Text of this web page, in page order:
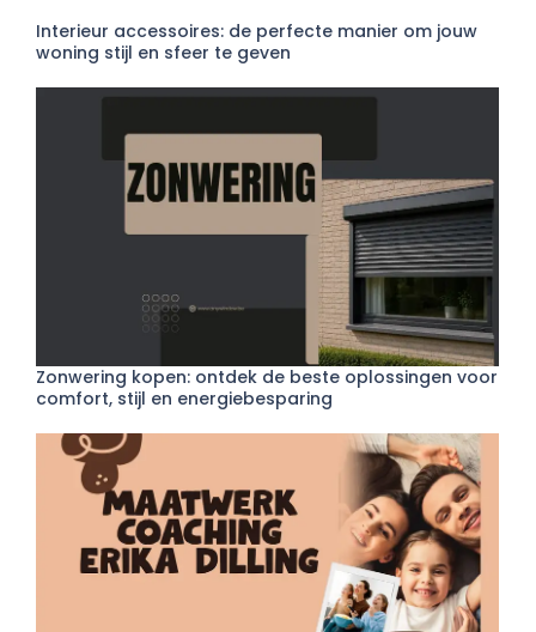
Interieur accessoires: de perfecte manier om jouw
woning stijl en sfeer te geven
Zonwering kopen: ontdek de beste oplossingen voor
comfort, stijl en energiebesparing